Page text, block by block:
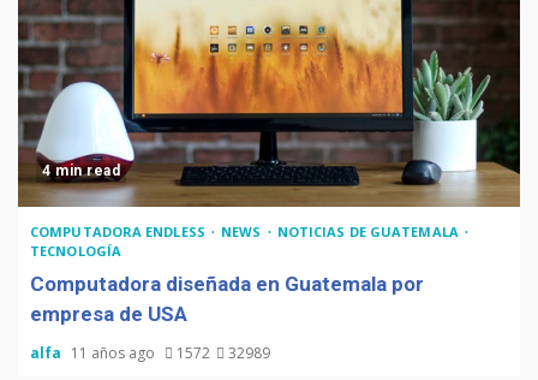
4 min read
COMPUTADORA ENDLESS NEWS
NOTICIAS DE GUATEMALA
TECNOLOGÍA
Computadora diseñada en Guatemala por
empresa de USA
alfa 11 años ago 1572 32989